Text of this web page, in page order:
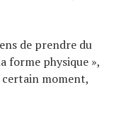
de prendre du
forme physique »,
certain moment,